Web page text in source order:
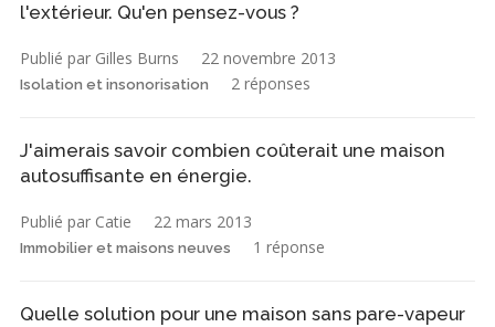
l'extérieur. Qu'en pensez-vous ?
Publié par Gilles Burns 22 novembre 2013
Isolation et insonorisation 2 réponses
J'aimerais savoir combien coûterait une maison
autosuffisante en énergie.
Publié par Catie 22 mars 2013
Immobilier et maisons neuves 1 réponse
Quelle solution pour une maison sans pare-vapeur